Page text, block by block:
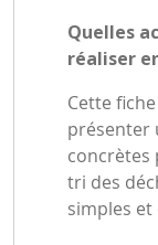
Quelles
réaliser
Cette
présenter
concrètes
tri des
simples